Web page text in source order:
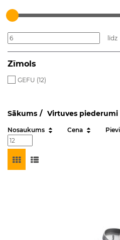
līdz
Zīmols
GEFU (12)
Sākums Virtuves piederumi
Nosaukums Cena